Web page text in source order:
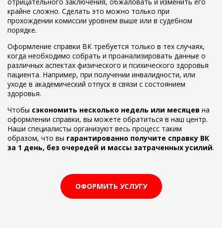
отрицательного заключения, обжаловать и изменить его
крайне сложно. Сделать это можно только при
прохождении комиссии уровнем выше или в судебном
порядке.
Оформление справки ВК требуется только в тех случаях,
когда необходимо собрать и проанализировать данные о
различных аспектах физического и психического здоровья
пациента. Например, при получении инвалидности, или
уходе в академический отпуск в связи с состоянием
здоровья.
Чтобы сэкономить несколько недель или месяцев на
оформлении справки, вы можете обратиться в наш центр.
Наши специалисты организуют весь процесс таким
образом, что вы гарантированно получите справку ВК
за 1 день, без очередей и массы затраченных усилий.
ОФОРМИТЬ УСЛУГУ